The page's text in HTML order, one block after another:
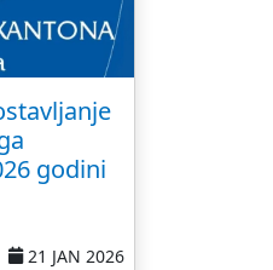
godini
21 JAN 2026